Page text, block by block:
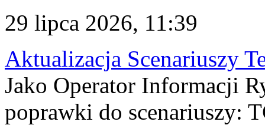
29 lipca 2026, 11:39
Aktualizacja Scenariuszy
Jako Operator Informacji
poprawki do scenariuszy: